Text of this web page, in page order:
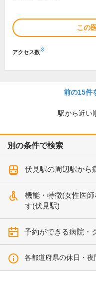
この
アクセス数※
前の15件
駅から近い
別の条件で検索
伏見駅の周辺駅から
機能・特徴(女性医
す(伏見駅)
予約ができる病院・
各都道府県の休日・